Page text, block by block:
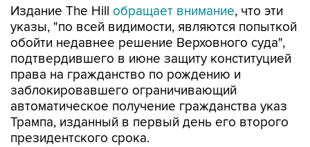
Издание The Hill обращает внимание, что эти
указы, "по всей видимости, являются попыткой
обойти недавнее решение Верховного суда",
подтвердившего в июне защиту конституцией
права на гражданство по рождению и
заблокировавшего ограничивающий
автоматическое получение гражданства указ
Трампа, изданный в первый день его второго
президентского срока.